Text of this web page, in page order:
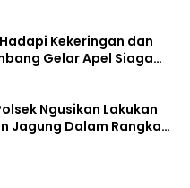
Kekeringan dan
Gelar Apel Siaga
Ngusikan Lakukan
Jagung Dalam Rangka
Pangan